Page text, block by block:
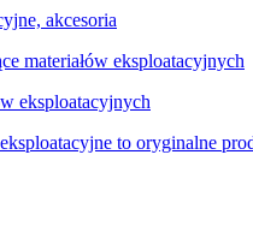
akcesoria
materiałów eksploatacyjnych
eksploatacyjnych
to oryginalne